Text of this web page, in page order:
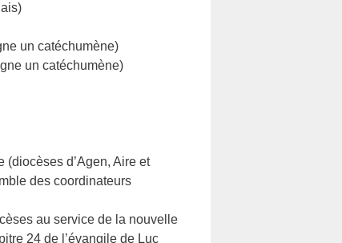
un catéchumène)
un catéchumène)
d’Agen, Aire et
des coordinateurs
au service de la nouvelle
24 de l’évangile de Luc